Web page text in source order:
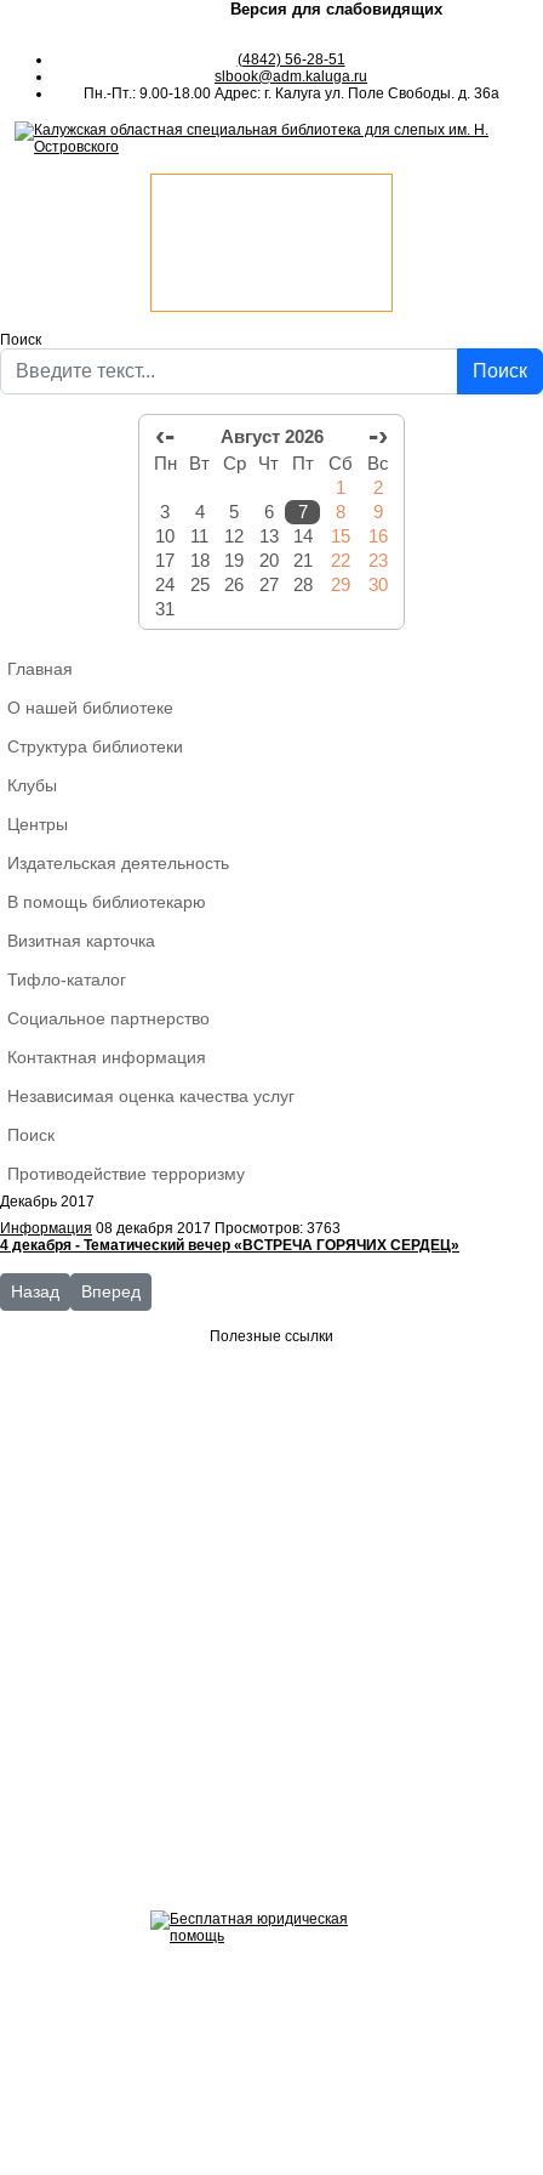
Версия для слабовидящих
(4842) 56-28-51
slbook@adm.kaluga.ru
Пн.-Пт.: 9.00-18.00 Адрес: г. Калуга ул. Поле Свободы. д. 36а
Поиск
Поиск
‹- Август 2026 -›
Пн Вт Ср Чт Пт Сб
Вс
1
2
3
4 5 6 7 8
9
10
11 12 13 14 15
16
17
18 19 20 21 22
23
24
25 26 27 28 29
30
31
Главная
О нашей библиотеке
Структура библиотеки
Клубы
Центры
Издательская деятельность
В помощь библиотекарю
Визитная карточка
Тифло-каталог
Социальное партнерство
Контактная информация
Независимая оценка качества услуг
Поиск
Противодействие терроризму
Декабрь 2017
Информация 08 декабря 2017 Просмотров: 3763
4 декабря - Тематический вечер «ВСТРЕЧА ГОРЯЧИХ СЕРДЕЦ»
Предыдущий: Охрана труда
Назад Следующий: Октябрь 2017
Вперед
Полезные ссылки